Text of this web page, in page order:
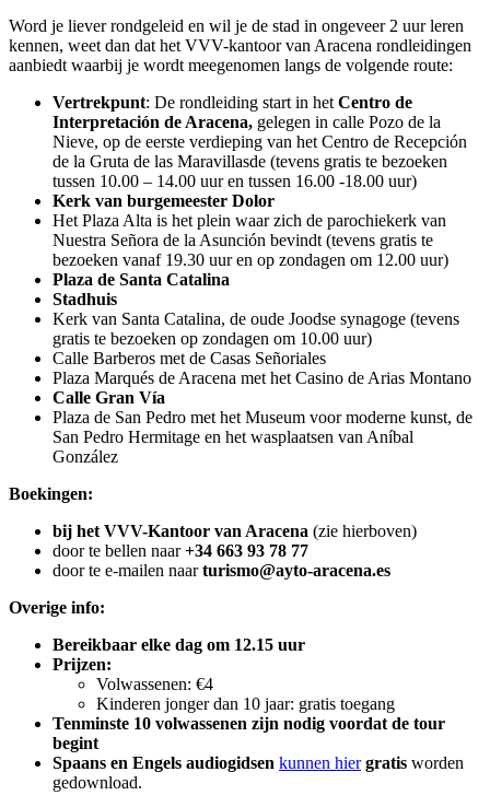
Word je liever rondgeleid en wil je de stad in ongeveer 2 uur leren
kennen, weet dan dat het VVV-kantoor van Aracena rondleidingen
aanbiedt waarbij je wordt meegenomen langs de volgende route:
Vertrekpunt: De rondleiding start in het Centro de
Interpretación de Aracena, gelegen in calle Pozo de la
Nieve, op de eerste verdieping van het Centro de Recepción
de la Gruta de las Maravillasde (tevens gratis te bezoeken
tussen 10.00 – 14.00 uur en tussen 16.00 -18.00 uur)
Kerk van burgemeester Dolor
Het Plaza Alta is het plein waar zich de parochiekerk van
Nuestra Señora de la Asunción bevindt (tevens gratis te
bezoeken vanaf 19.30 uur en op zondagen om 12.00 uur)
Plaza de Santa Catalina
Stadhuis
Kerk van Santa Catalina, de oude Joodse synagoge (tevens
gratis te bezoeken op zondagen om 10.00 uur)
Calle Barberos met de Casas Señoriales
Plaza Marqués de Aracena met het Casino de Arias Montano
Calle Gran Vía
Plaza de San Pedro met het Museum voor moderne kunst, de
San Pedro Hermitage en het wasplaatsen van Aníbal
González
Boekingen:
bij het VVV-Kantoor van Aracena (zie hierboven)
door te bellen naar+34 663 93 78 77
door te e-mailen naarturismo@ayto-aracena.es
Overige info:
Bereikbaar elke dag om 12.15 uur
Prijzen:
Volwassenen: €4
Kinderen jonger dan 10 jaar: gratis toegang
Tenminste 10 volwassenen zijn nodig voordat de tour
begint
Spaans en Engels audiogidsen kunnen hier gratis worden
gedownload.